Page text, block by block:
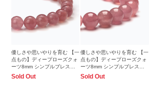
優しさや思いやりを育む 【一
点もの】ディープローズクォ
ーツ8mm シンプルブレスレ
ット
Sold Out
優しさや思いやりを育む 【一
点もの】ディープローズクォ
ーツ8mm シンプルブレスレ
ット
Sold Out